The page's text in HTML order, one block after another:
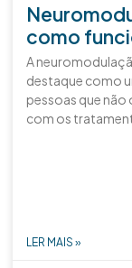
como
A
destaque como
pessoas que
com os
LER MAIS »